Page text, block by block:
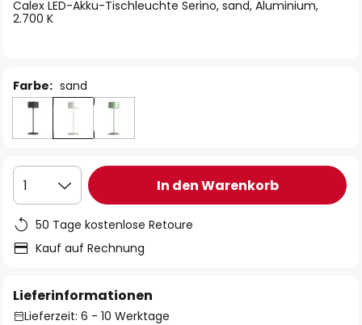
Calex LED-Akku-Tischleuchte Serino, sand, Aluminium,
2.700 K
Farbe: sand
1 In den Warenkorb
50 Tage kostenlose Retoure
Kauf auf Rechnung
Lieferinformationen
Lieferzeit: 6 - 10 Werktage